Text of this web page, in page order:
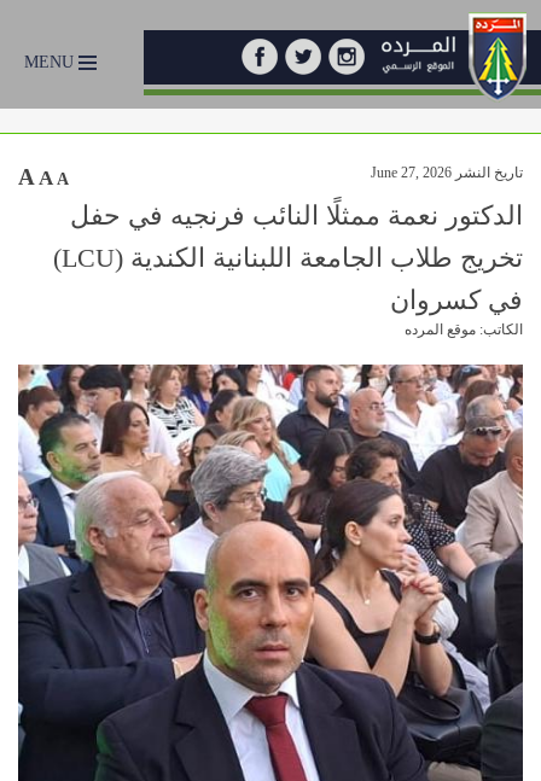
MENU
تاريخ النشر June 27, 2026 A A A
الدكتور نعمة ممثلًا النائب فرنجيه في حفل
تخريج طلاب الجامعة اللبنانية الكندية (LCU)
في كسروان
الكاتب: موقع المرده